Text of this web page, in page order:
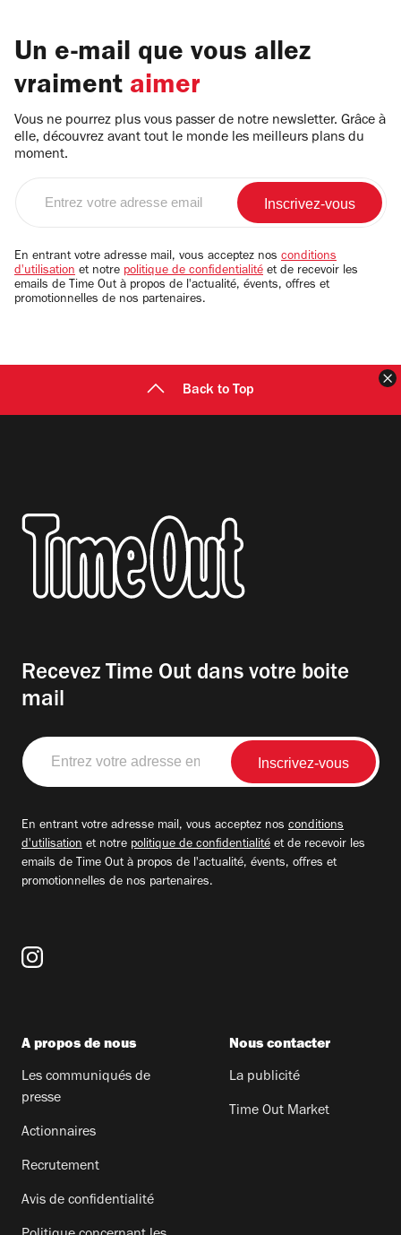
Un e-mail que vous allez
vraiment aimer
Vous ne pourrez plus vous passer de notre newsletter. Grâce à
elle, découvrez avant tout le monde les meilleurs plans du
moment.
email
En entrant votre adresse mail, vous acceptez nos conditions
d'utilisation et notre politique de confidentialité et de recevoir les
emails de Time Out à propos de l'actualité, évents, offres et
promotionnelles de nos partenaires.
Back to Top
Recevez Time Out dans votre boite
mail
Entrez
votre
adresse
En entrant votre adresse mail, vous acceptez nos conditions
d'utilisation et notre politique de confidentialité et de recevoir les
emails de Time Out à propos de l'actualité, évents, offres et
promotionnelles de nos partenaires.
A propos de nous
Les communiqués de
presse
Actionnaires
Recrutement
Avis de confidentialité
Nous contacter
La publicité
Time Out Market